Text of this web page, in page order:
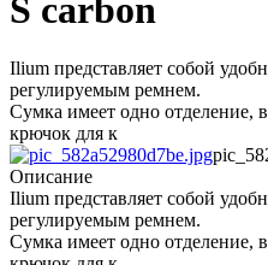
S carbon
Ilium представляет собой
регулируемым ремнем.
Сумка имеет одно отделение,
крючок для к
Описание
Ilium представляет собой
регулируемым ремнем.
Сумка имеет одно отделение,